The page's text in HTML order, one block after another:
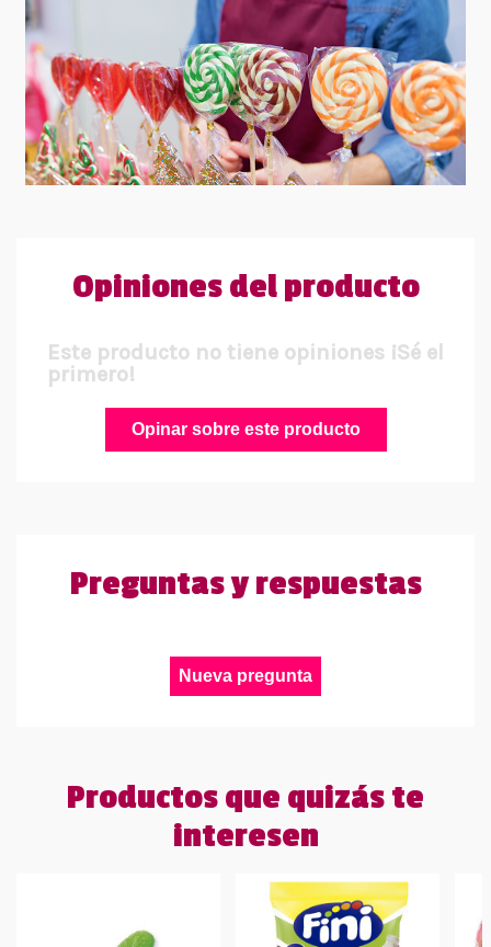
Opiniones del producto
Este producto no tiene opiniones ¡Sé el
primero!
Opinar sobre este producto
Preguntas y respuestas
Nueva pregunta
Productos que quizás te
interesen